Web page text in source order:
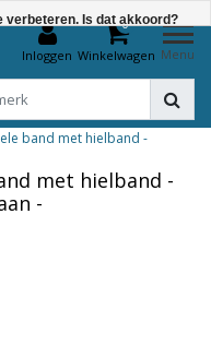
Inloggen
0
Winkelwagen Menu
band met hielband -
met hielband -
-
verbeteren. Is dat akkoord?
»